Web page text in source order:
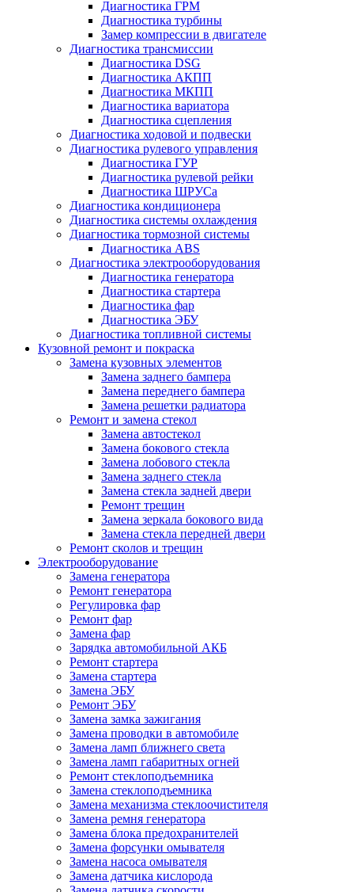
Диагностика ГРМ
Диагностика турбины
Замер компрессии в двигателе
Диагностика трансмиссии
Диагностика DSG
Диагностика АКПП
Диагностика МКПП
Диагностика вариатора
Диагностика сцепления
Диагностика ходовой и подвески
Диагностика рулевого управления
Диагностика ГУР
Диагностика рулевой рейки
Диагностика ШРУСа
Диагностика кондиционера
Диагностика системы охлаждения
Диагностика тормозной системы
Диагностика ABS
Диагностика электрооборудования
Диагностика генератора
Диагностика стартера
Диагностика фар
Диагностика ЭБУ
Диагностика топливной системы
Кузовной ремонт и покраска
Замена кузовных элементов
Замена заднего бампера
Замена переднего бампера
Замена решетки радиатора
Ремонт и замена стекол
Замена автостекол
Замена бокового стекла
Замена лобового стекла
Замена заднего стекла
Замена стекла задней двери
Ремонт трещин
Замена зеркала бокового вида
Замена стекла передней двери
Ремонт сколов и трещин
Электрооборудование
Замена генератора
Ремонт генератора
Регулировка фар
Ремонт фар
Замена фар
Зарядка автомобильной АКБ
Ремонт стартера
Замена стартера
Замена ЭБУ
Ремонт ЭБУ
Замена замка зажигания
Замена проводки в автомобиле
Замена ламп ближнего света
Замена ламп габаритных огней
Ремонт стеклоподъемника
Замена стеклоподъемника
Замена механизма стеклоочистителя
Замена ремня генератора
Замена блока предохранителей
Замена форсунки омывателя
Замена насоса омывателя
Замена датчика кислорода